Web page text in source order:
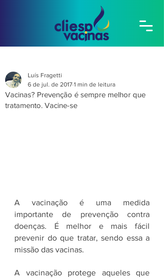
Vacinas? Prevenção é sempre melhor que
tratamento. Vacine-se
Luís Fragetti
6 de jul. de 2017 1 min de leitura
A vacinação é uma medida
importante de prevenção contra
doenças. É melhor e mais fácil
prevenir do que tratar, sendo essa a
missão das vacinas.
A vacinação protege aqueles que